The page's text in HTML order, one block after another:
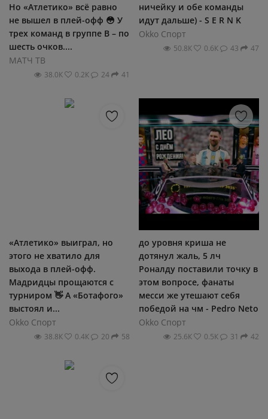
Но «Атлетико» всё равно
не вышел в плей-офф 😳 У
трех команд в группе B – по
шесть очков....
МАТЧ ТВ
38.0К 0.2К 24 41
ничейку и обе команды
идут дальше) - S E R N K
Okko Спорт
50.8К 0.6К 43 47
«Атлетико» выиграл, но
этого не хватило для
выхода в плей-офф.
Мадридцы прощаются с
турниром 👋 А «Ботафого»
выстоял и...
Okko Спорт
38.8К 0.4К 20 58
до уровня криша не
дотянул жаль, 5 лч
Роналду поставили точку в
этом вопросе, фанаты
месси же утешают себя
победой на чм - Pedro Neto
Okko Спорт
25.6К 0.5К 31 42